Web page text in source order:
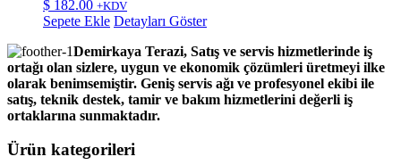
$ 182.00 +KDV
Sepete Ekle Detayları Göster
Demirkaya Terazi, Satış ve servis hizmetlerinde iş
ortağı olan sizlere, uygun ve ekonomik çözümleri üretmeyi ilke
olarak benimsemiştir. Geniş servis ağı ve profesyonel ekibi ile
satış, teknik destek, tamir ve bakım hizmetlerini değerli iş
ortaklarına sunmaktadır.
Ürün kategorileri